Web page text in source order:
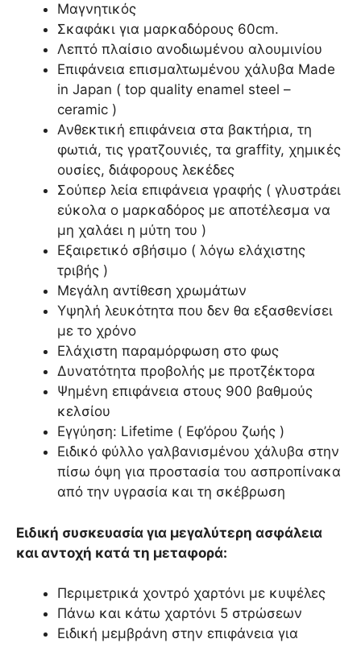
Μαγνητικός
Σκαφάκι για μαρκαδόρους 60cm.
Λεπτό πλαίσιο ανοδιωμένου αλουμινίου
Επιφάνεια επισμαλτωμένου χάλυβα Made
in Japan ( top quality enamel steel –
ceramic )
Ανθεκτική επιφάνεια στα βακτήρια, τη
φωτιά, τις γρατζουνιές, τα graffity, χημικές
ουσίες, διάφορους λεκέδες
Σούπερ λεία επιφάνεια γραφής ( γλυστράει
εύκολα ο μαρκαδόρος με αποτέλεσμα να
μη χαλάει η μύτη του )
Εξαιρετικό σβήσιμο ( λόγω ελάχιστης
τριβής )
Μεγάλη αντίθεση χρωμάτων
Υψηλή λευκότητα που δεν θα εξασθενίσει
με το χρόνο
Ελάχιστη παραμόρφωση στο φως
Δυνατότητα προβολής με προτζέκτορα
Ψημένη επιφάνεια στους 900 βαθμούς
κελσίου
Εγγύηση: Lifetime ( Εφ’όρου ζωής )
Ειδικό φύλλο γαλβανισμένου χάλυβα στην
πίσω όψη για προστασία του ασπροπίνακα
από την υγρασία και τη σκέβρωση
Ειδική συσκευασία για μεγαλύτερη ασφάλεια
και αντοχή κατά τη μεταφορά:
Περιμετρικά χοντρό χαρτόνι με κυψέλες
Πάνω και κάτω χαρτόνι 5 στρώσεων
Ειδική μεμβράνη στην επιφάνεια για